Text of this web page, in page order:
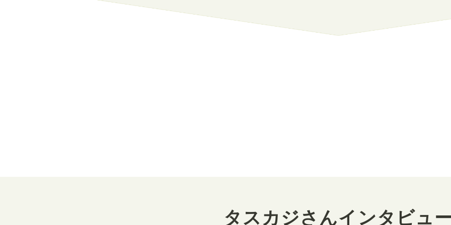
タスカジさんインタビュ